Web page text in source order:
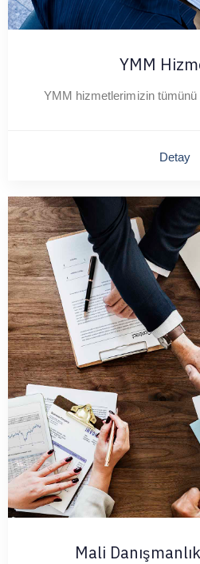
YMM
YMM hizmetlerimizin tümünü
Detay
Mali